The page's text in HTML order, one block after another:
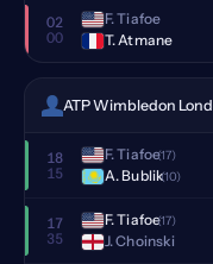
02
00
F. Tiafoe
T. Atmane
ATP Wimbledon
18
15
F. Tiafoe(17)
A. Bublik(10)
17
35
F. Tiafoe(17)
J. Choinski